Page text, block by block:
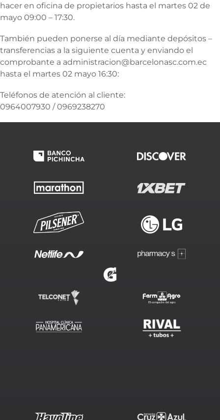
hacer en oficina de propietarios hasta el martes 02 de
mayo 09:00 – 17:30.
También pueden ponerse al día mediante depósitos –
transferencias a la siguiente cuenta y enviando el
comprobante a administracion@barcelonasc.com.ec
hasta el martes 02 mayo 16:30:
Teléfonos de atención al cliente:
0964007930 / 0969238270